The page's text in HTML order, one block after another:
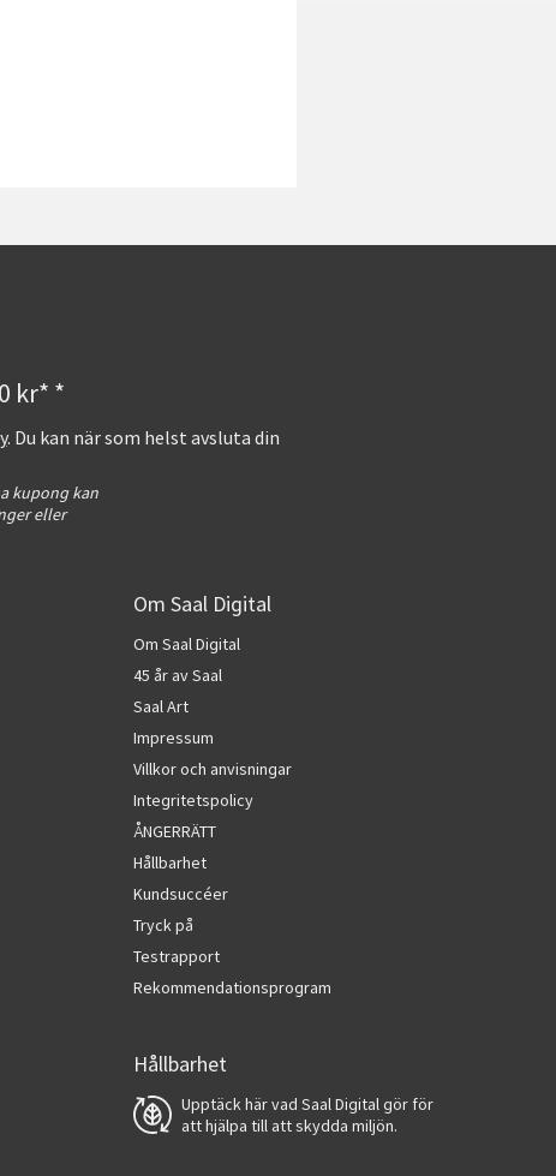
kr* *
. Du kan när som helst avsluta din
kupong kan
eller
Om Saal Digital
Om Saal Digital
45 år av Saal
Saal Art
Impressum
Villkor och anvisningar
Integritetspolicy
ÅNGERRÄTT
Hållbarhet
Kundsuccéer
Tryck på
Testrapport
Rekommendationsprogram
Hållbarhet
Upptäck här vad Saal Digital gör för
att hjälpa till att skydda miljön.